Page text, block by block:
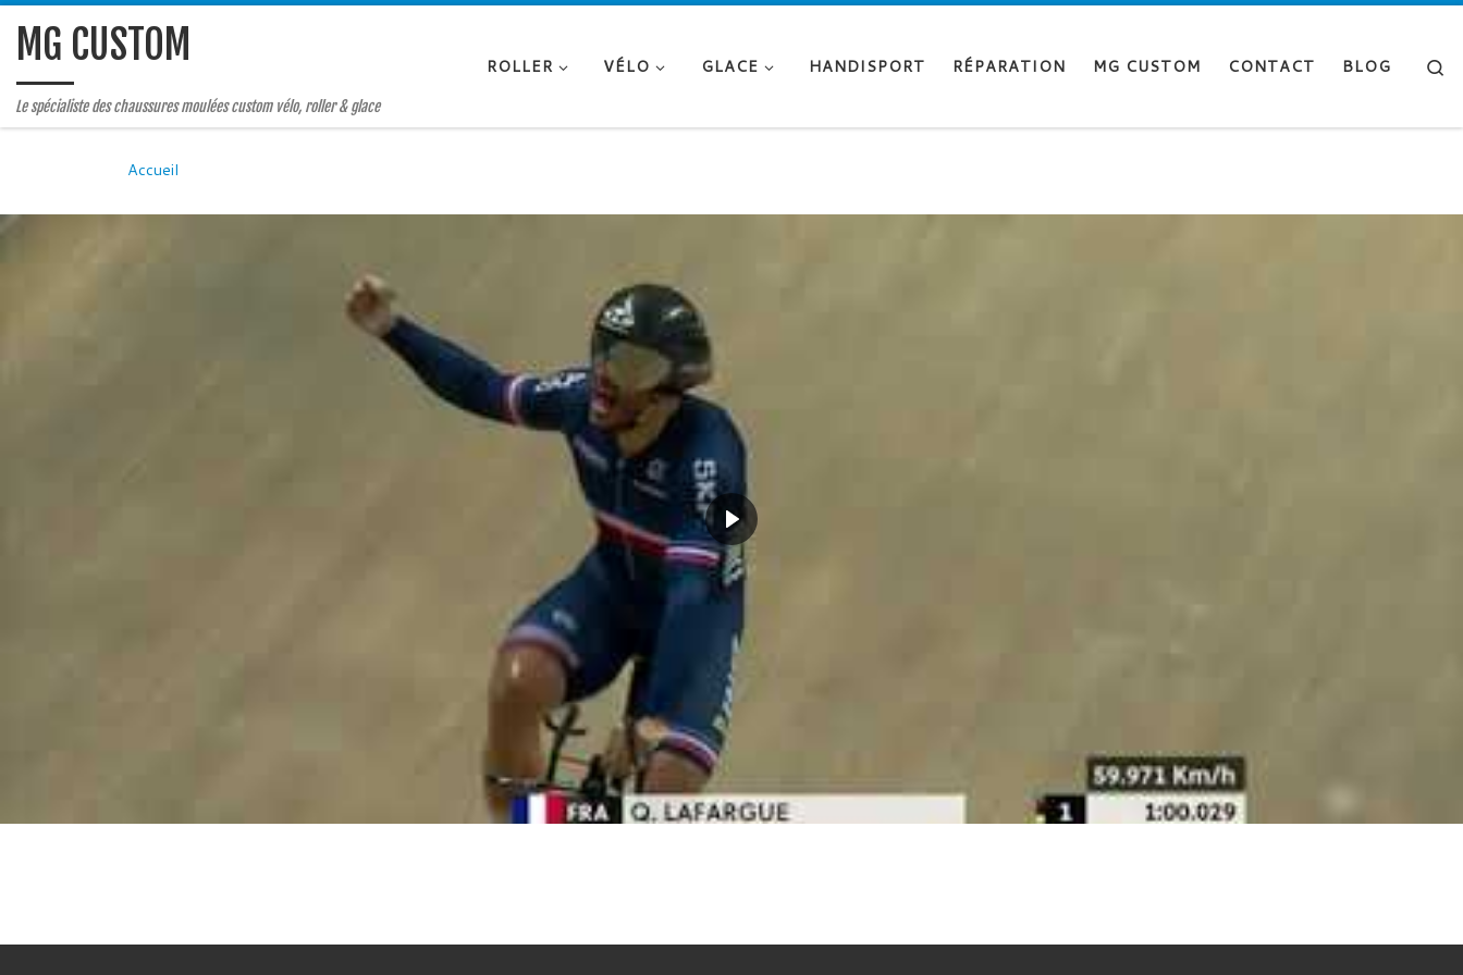
MG CUSTOM
Le spécialiste des chaussures moulées custom vélo, roller & glace
ROLLER VÉLO GLACE HANDISPORT RÉPARATION MG CUSTOM CONTACT BLOG
Accueil